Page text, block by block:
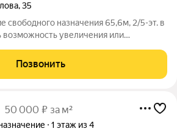
,35
назначения 65,6м, 2/5-эт. в
возможность увеличения или
и
Позвонить
50 000 ₽ за м²
1 этаж из 4